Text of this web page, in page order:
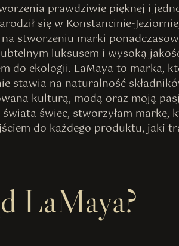
prawdziwie pięknej i
się w Konstancinie-
na stworzeniu marki
luksusem i wysoką
do ekologii. LaMaya to marka,
stawia na naturalność
kulturą, modą oraz moją
świec, stworzyłam
do każdego produktu, jaki
LaMaya?